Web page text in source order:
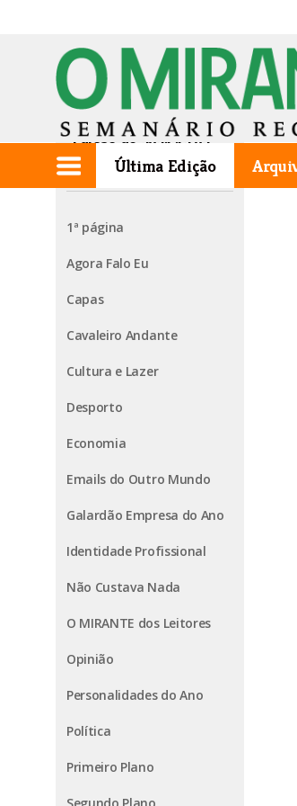
Última Edição
Edição de 2021.12.02
1ª página
Agora Falo Eu
Capas
Cavaleiro Andante
Cultura e Lazer
Desporto
Economia
Emails do Outro Mundo
Galardão Empresa do Ano
Identidade Profissional
Não Custava Nada
O MIRANTE dos Leitores
Opinião
Personalidades do Ano
Política
Primeiro Plano